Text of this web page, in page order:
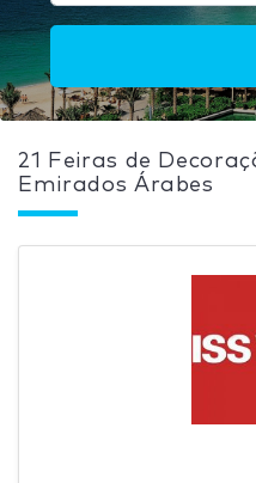
21 Feiras de
Emirados Árabes